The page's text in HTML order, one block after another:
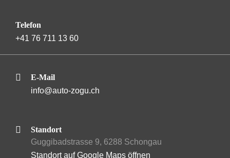
Telefon
+41 76 711 13 60
E-Mail
info@auto-zogu.ch
Standort
Guggibadstrasse 9, 6288 Schongau
Standort auf Google Maps öffnen